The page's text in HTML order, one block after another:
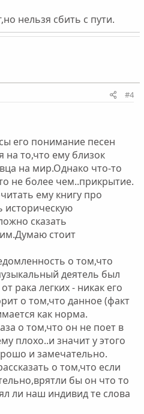
нельзя сбить с пути.
#4
его понимание песен
то,что ему близок
на мир.Однако что-то
не более чем..прикрытие.
ему книгу про
историческую
сказать
стоит
о том,что
деятель был
рака легких - никак его
о том,что данное (факт
как норма.
о том,что он не поет в
плохо..и значит у этого
и замечательно.
о том,что если
бы он что то
ли наш индивид те слова